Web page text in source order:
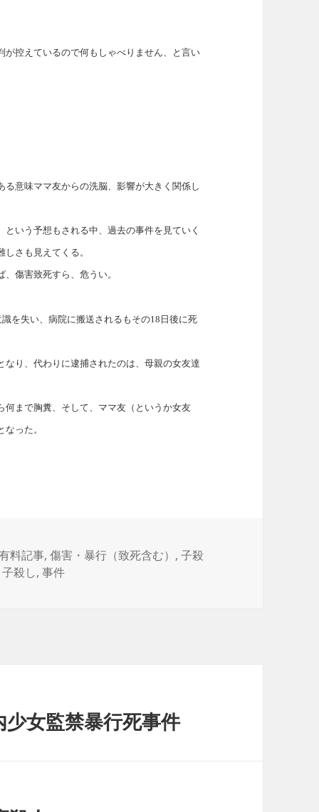
控えているので何もしゃべりません、と言い
意味ママ友からの洗脳、影響が大きく関係し
いう予想もされる中、過去の事件を見ていく
さも見えてくる。
傷害致死すら、危うい。
を失い、病院に搬送されるもその18日後に死
り、代わりに逮捕されたのは、母親の女友達
まで胸糞、そして、ママ友（というか女友
った。
料記事,傷害・暴行（致死含む） ,子殺
子殺し,事件
女監禁暴行死事件